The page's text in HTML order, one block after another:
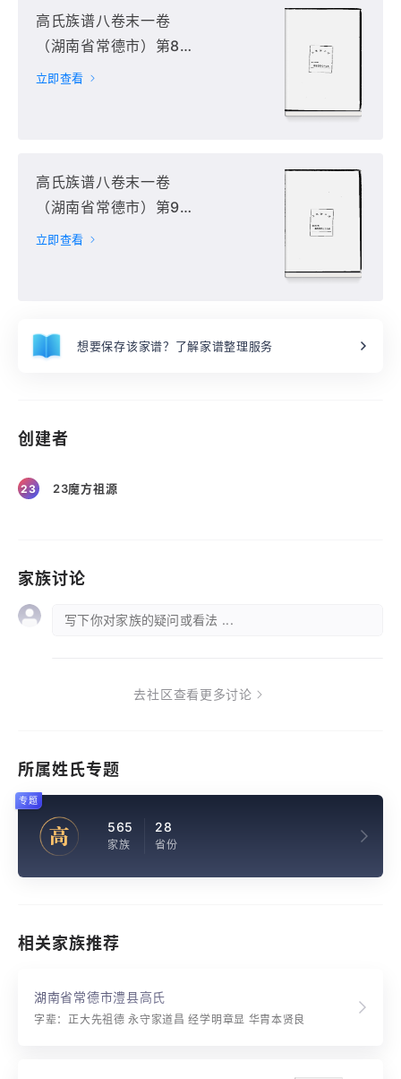
高氏族谱八卷末一卷
（湖南省常德市）第8
册
立即查看
高氏族谱八卷末一卷
（湖南省常德市）第9
册
立即查看
想要保存该家谱？了解家谱整理服务
创建者
23 23魔方祖源
家族讨论
写下你对家族的疑问或看法 ...
去社区查看更多讨论
所属姓氏专题
高 565
家族
28
省份
专题
相关家族推荐
湖南省常德市澧县高氏
字辈：正大先祖德 永守家道昌 经学明章显 华胄本贤良